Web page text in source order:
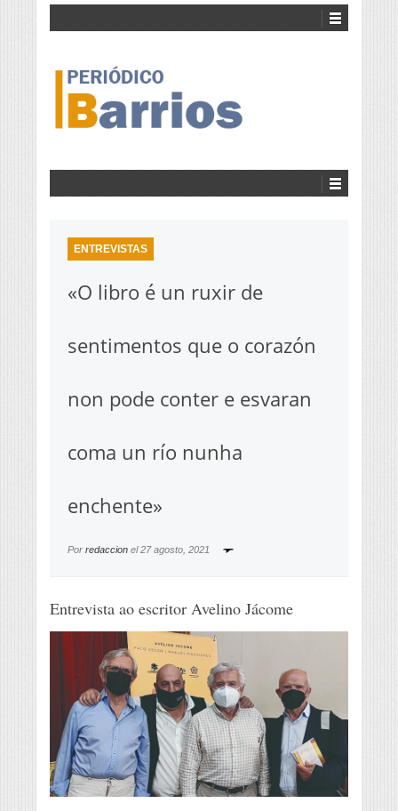
ENTREVISTAS
«O libro é un ruxir de
sentimentos que o corazón
non pode conter e esvaran
coma un río nunha
enchente»
Por redaccion el27 agosto, 2021
Entrevista ao escritor Avelino Jácome